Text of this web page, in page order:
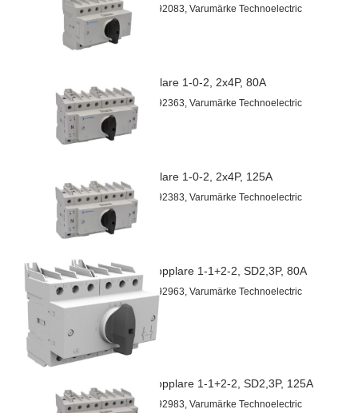
Artnr 60192083, Varumärke Technoelectric
Omkopplare 1-0-2, 2x4P, 80A
Artnr 60192363, Varumärke Technoelectric
Omkopplare 1-0-2, 2x4P, 125A
Artnr 60192383, Varumärke Technoelectric
OL omkopplare 1-1+2-2, SD2,3P, 80A
Artnr 60192963, Varumärke Technoelectric
OL omkopplare 1-1+2-2, SD2,3P, 125A
Artnr 60192983, Varumärke Technoelectric